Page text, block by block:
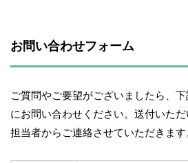
お問い合わせフォーム
ご質問やご要望がございましたら、
にお問い合わせください。送付いただ
担当者からご連絡させていただきます